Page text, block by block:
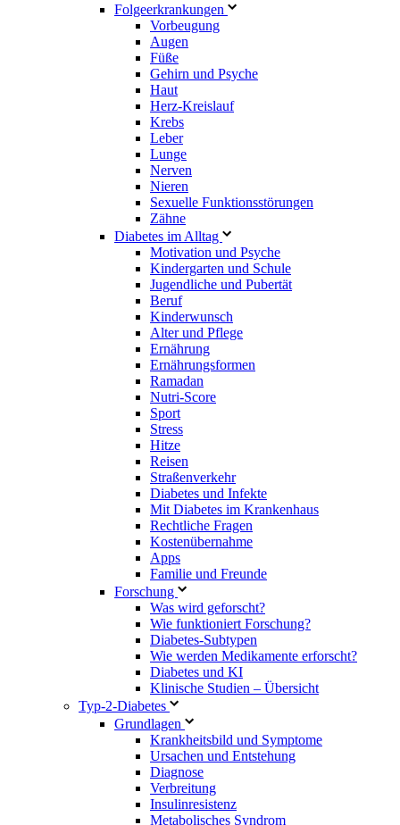
Folgeerkrankungen
Vorbeugung
Augen
Füße
Gehirn und Psyche
Haut
Herz-Kreislauf
Krebs
Leber
Lunge
Nerven
Nieren
Sexuelle Funktionsstörungen
Zähne
Diabetes im Alltag
Motivation und Psyche
Kindergarten und Schule
Jugendliche und Pubertät
Beruf
Kinderwunsch
Alter und Pflege
Ernährung
Ernährungsformen
Ramadan
Nutri-Score
Sport
Stress
Hitze
Reisen
Straßenverkehr
Diabetes und Infekte
Mit Diabetes im Krankenhaus
Rechtliche Fragen
Kostenübernahme
Apps
Familie und Freunde
Forschung
Was wird geforscht?
Wie funktioniert Forschung?
Diabetes-Subtypen
Wie werden Medikamente erforscht?
Diabetes und KI
Klinische Studien – Übersicht
Typ-2-Diabetes
Grundlagen
Krankheitsbild und Symptome
Ursachen und Entstehung
Diagnose
Verbreitung
Insulinresistenz
Metabolisches Syndrom